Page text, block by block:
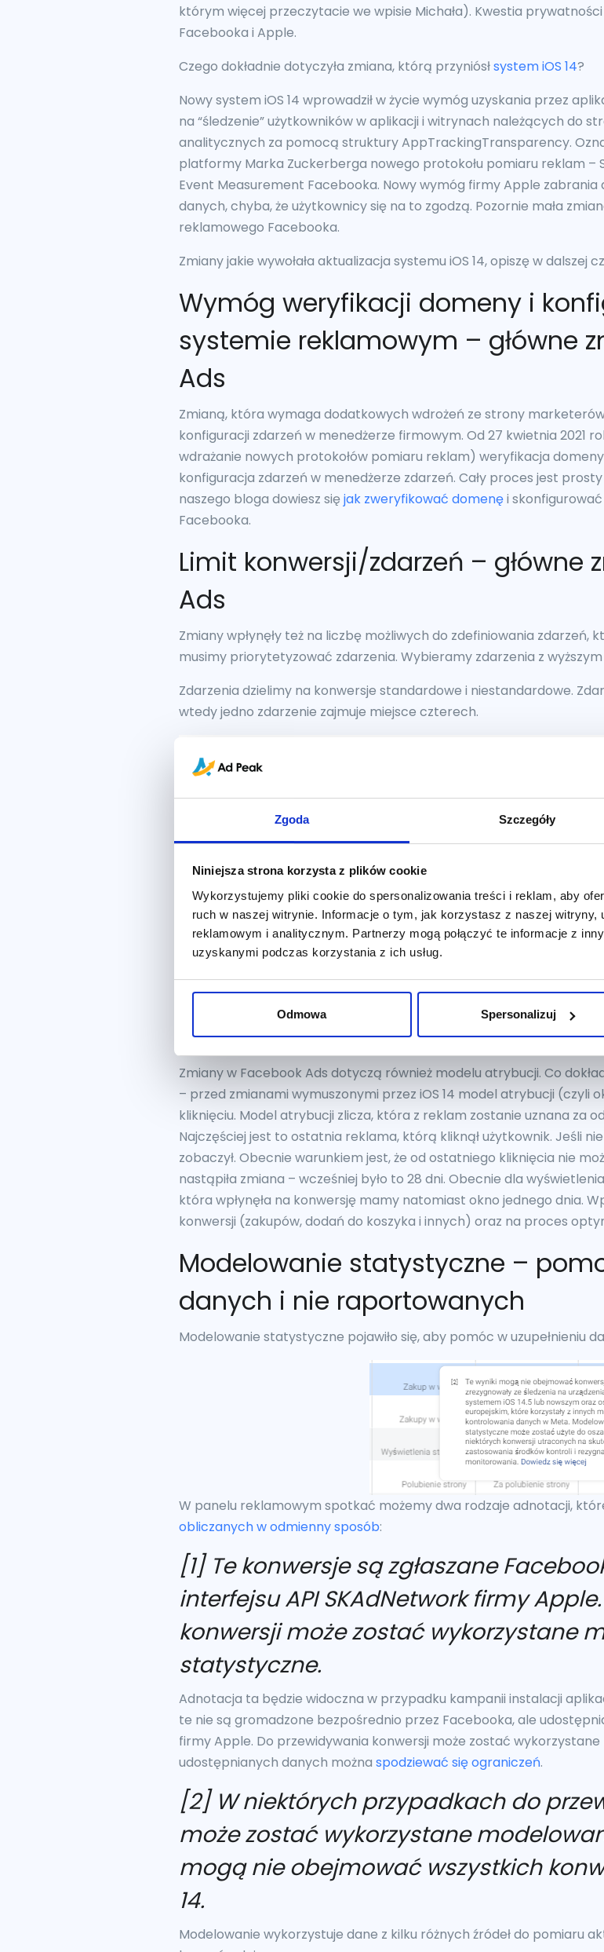
Zgoda Szczegóły
Niniejsza strona korzysta z plików cookie
Wykorzystujemy pliki cookie do spersonalizowania treści i reklam, aby
ruch w naszej witrynie. Informacje o tym, jak korzystasz z naszej witryny,
reklamowym i analitycznym. Partnerzy mogą połączyć te informacje z
uzyskanymi podczas korzystania z ich usług.
Odmowa Spersonalizuj
którym więcej przeczytacie we wpisie Michała). Kwestia
Facebooka i Apple.
Czego dokładnie dotyczyła zmiana, którą przyniósłsystem iOS 14?
Nowy system iOS 14 wprowadził w życie wymóg uzyskania przez
na “śledzenie” użytkowników w aplikacji i witrynach należących do
analitycznych za pomocą struktury AppTrackingTransparency.
platformy Marka Zuckerberga nowego protokołu pomiaru reklam –
Event Measurement Facebooka. Nowy wymóg firmy Apple
danych, chyba, że użytkownicy się na to zgodzą. Pozornie mała
reklamowego Facebooka.
Zmiany jakie wywołała aktualizacja systemu iOS 14, opiszę w dalszej
Wymóg weryfikacji domeny i
systemie reklamowym – główne
Ads
Zmianą, która wymaga dodatkowych wdrożeń ze strony
konfiguracji zdarzeń w menedżerze firmowym. Od 27 kwietnia 2021
wdrażanie nowych protokołów pomiaru reklam) weryfikacja
konfiguracja zdarzeń w menedżerze zdarzeń. Cały proces jest
naszego bloga dowiesz sięjak zweryfikować domenęi
Facebooka.
Limit konwersji/zdarzeń – główne
Ads
Zmiany wpłynęły też na liczbę możliwych do zdefiniowania
musimy priorytetyzować zdarzenia. Wybieramy zdarzenia z
Zdarzenia dzielimy na konwersje standardowe i niestandardowe.
wtedy jedno zdarzenie zajmuje miejsce czterech.
konwersji. Domyślnie kampanie optymalizowane są pod jak najniższy
uruchomieniu opcji “Optymalizacja wartości” kampanie będą
kampanii, więc koszt konwersji może być wyższy.
Usunięcie 28-dniowego modelu
wprowadzenie atrybucji 7 dni po
wyświetleniu – główne zmiany w
Zmiany w Facebook Ads dotyczą również modelu atrybucji. Co
– przed zmianami wymuszonymi przez iOS 14 model atrybucji (czyli
kliknięciu. Model atrybucji zlicza, która z reklam zostanie uznana za
Najczęściej jest to ostatnia reklama, którą kliknął użytkownik. Jeśli
zobaczył. Obecnie warunkiem jest, że od ostatniego kliknięcia nie
nastąpiła zmiana – wcześniej było to 28 dni. Obecnie dla
która wpłynęła na konwersję mamy natomiast okno jednego dnia.
konwersji (zakupów, dodań do koszyka i innych) oraz na proces
Modelowanie statystyczne –
danych i nie raportowanych
Modelowanie statystyczne pojawiło się, aby pomóc w uzupełnieniu
W panelu reklamowym spotkać możemy dwa rodzaje adnotacji,
obliczanych w odmienny sposób:
[1] Te konwersje są zgłaszane
interfejsu API SKAdNetwork firmy
konwersji może zostać wykorzystane
statystyczne.
Adnotacja ta będzie widoczna w przypadku kampanii instalacji
te nie są gromadzone bezpośrednio przez Facebooka, ale
firmy Apple. Do przewidywania konwersji może zostać
udostępnianych danych można spodziewać się ograniczeń.
[2] W niektórych przypadkach do
może zostać wykorzystane
mogą nie obejmować wszystkich
14.
Modelowanie wykorzystuje dane z kilku różnych źródeł do pomiaru